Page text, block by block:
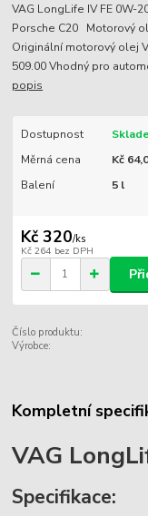
VAG LongLife IV FE 0W-
Porsche C20 Motorový
Originální motorový olej
509.00 Vhodný pro
popis
Dostupnost
Měrná cena
Kč
Balení
5 l
Kč 320/ks
Kč 264 bez DPH
Číslo produktu:
Výrobce:
Kompletní
VAG
Specifikace: